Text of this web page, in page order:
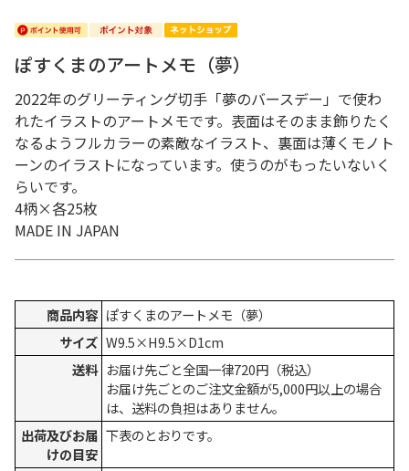
ぽすくまのアートメモ（夢）
2022年のグリーティング切手「夢のバースデー」で使わ
れたイラストのアートメモです。表面はそのまま飾りたく
なるようフルカラーの素敵なイラスト、裏面は薄くモノト
ーンのイラストになっています。使うのがもったいないく
らいです。
4柄×各25枚
MADE IN JAPAN
商品内容 ぽすくまのアートメモ（夢）
サイズ W9.5×H9.5×D1cm
送料 お届け先ごと全国一律720円（税込）
お届け先ごとのご注文金額が5,000円以上の場合
は、送料の負担はありません。
出荷及びお届
けの目安
下表のとおりです。